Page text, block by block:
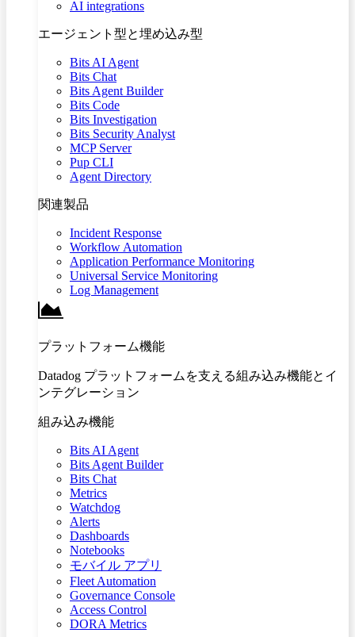
AI integrations
エージェント型と埋め込み型
Bits AI Agent
Bits Chat
Bits Agent Builder
Bits Code
Bits Investigation
Bits Security Analyst
MCP Server
Pup CLI
Agent Directory
関連製品
Incident Response
Workflow Automation
Application Performance Monitoring
Universal Service Monitoring
Log Management
プラットフォーム機能
Datadog プラットフォームを支える組み込み機能とイ
ンテグレーション
組み込み機能
Bits AI Agent
Bits Agent Builder
Bits Chat
Metrics
Watchdog
Alerts
Dashboards
Notebooks
モバイル アプリ
Fleet Automation
Governance Console
Access Control
DORA Metrics